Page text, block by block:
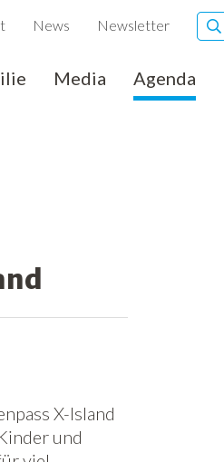
News Newsletter
Media Agenda
X-Island
und